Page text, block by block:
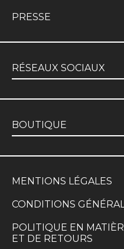
PRESSE
RÉSEAUX SOCIAUX
BOUTIQUE
MENTIONS LÉGALES
CONDITIONS
POLITIQUE EN
ET DE RETOURS